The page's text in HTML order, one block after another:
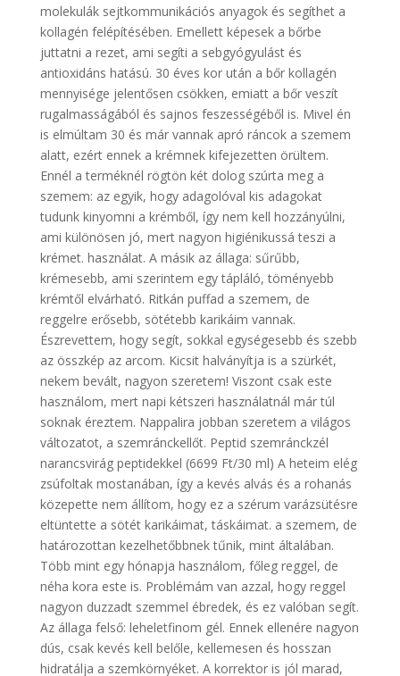
molekulák sejtkommunikációs anyagok és segíthet a
kollagén felépítésében. Emellett képesek a bőrbe
juttatni a rezet, ami segíti a sebgyógyulást és
antioxidáns hatású. 30 éves kor után a bőr kollagén
mennyisége jelentősen csökken, emiatt a bőr veszít
rugalmasságából és sajnos feszességéből is. Mivel én
is elmúltam 30 és már vannak apró ráncok a szemem
alatt, ezért ennek a krémnek kifejezetten örültem.
Ennél a terméknél rögtön két dolog szúrta meg a
szemem: az egyik, hogy adagolóval kis adagokat
tudunk kinyomni a krémből, így nem kell hozzányúlni,
ami különösen jó, mert nagyon higiénikussá teszi a
krémet. használat. A másik az állaga: sűrűbb,
krémesebb, ami szerintem egy tápláló, töményebb
krémtől elvárható. Ritkán puffad a szemem, de
reggelre erősebb, sötétebb karikáim vannak.
Észrevettem, hogy segít, sokkal egységesebb és szebb
az összkép az arcom. Kicsit halványítja is a szürkét,
nekem bevált, nagyon szeretem! Viszont csak este
használom, mert napi kétszeri használatnál már túl
soknak éreztem. Nappalira jobban szeretem a világos
változatot, a szemránckellőt. Peptid szemránckzél
narancsvirág peptidekkel (6699 Ft/30 ml) A heteim elég
zsúfoltak mostanában, így a kevés alvás és a rohanás
közepette nem állítom, hogy ez a szérum varázsütésre
eltüntette a sötét karikáimat, táskáimat. a szemem, de
határozottan kezelhetőbbnek tűnik, mint általában.
Több mint egy hónapja használom, főleg reggel, de
néha kora este is. Problémám van azzal, hogy reggel
nagyon duzzadt szemmel ébredek, és ez valóban segít.
Az állaga felső: leheletfinom gél. Ennek ellenére nagyon
dús, csak kevés kell belőle, kellemesen és hosszan
hidratálja a szemkörnyéket. A korrektor is jól marad,